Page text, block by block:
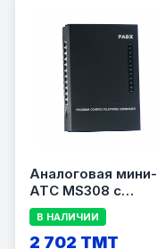
Аналоговая мини-
АТС MS308 с
определителем
номера (Caller ID)
В НАЛИЧИИ
2 702 TMT